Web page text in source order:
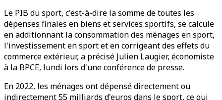
Le PIB du sport, c'est-à-dire la somme de toutes les
dépenses finales en biens et services sportifs, se calcule
en additionnant la consommation des ménages en sport,
l'investissement en sport et en corrigeant des effets du
commerce extérieur, a précisé Julien Laugier, économiste
à la BPCE, lundi lors d'une conférence de presse.
En 2022, les ménages ont dépensé directement ou
indirectement 55 milliards d'euros dans le sport, ce qui